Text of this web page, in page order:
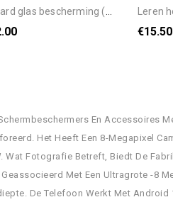
bescherming (0.3 mm) voor het scherm van de huawei p smart s leren hoesje
€15.50
En Accessoires
Het Heeft Een 8-Megapixel
Wat Fotografie Betreft, Biedt De
Met Een Ultragrote -8
De Telefoon Werkt Met Android